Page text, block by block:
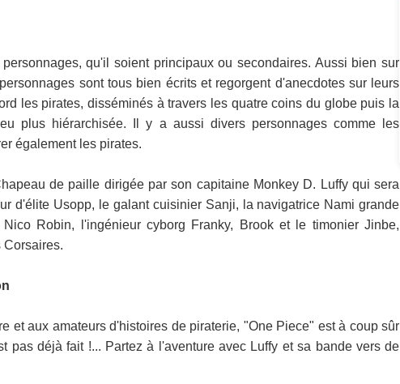
qu'il soient principaux ou secondaires. Aussi bien sur
sont tous bien écrits et regorgent d'anecdotes sur leurs
les pirates, disséminés à travers les quatre coins du globe puis la
plus hiérarchisée. Il y a aussi divers personnages comme les
également les pirates.
de paille dirigée par son capitaine Monkey D. Luffy qui sera
d'élite Usopp, le galant cuisinier Sanji, la navigatrice Nami grande
Robin, l'ingénieur cyborg Franky, Brook et le timonier Jinbe,
Corsaires.
et aux amateurs d'histoires de piraterie, "One Piece" est à coup sûr
pas déjà fait !... Partez à l'aventure avec Luffy et sa bande vers de